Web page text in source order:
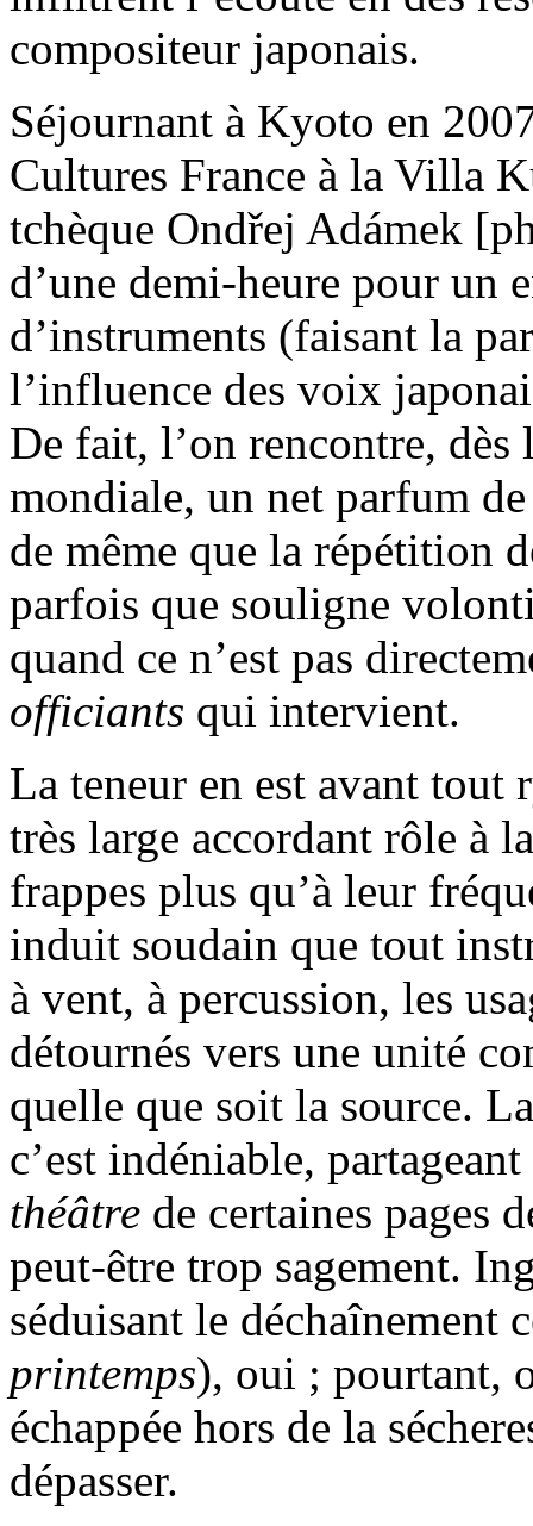
compositeur japonais.
Séjournant à Kyoto en
Cultures France à la Villa
tchèque Ondřej Adámek
d’une demi-heure pour un
d’instruments (faisant la
l’influence des voix
De fait, l’on rencontre, dès
mondiale, un net parfum
de même que la répétition
parfois que souligne
quand ce n’est pas
officiants qui intervient.
La teneur en est avant tout
très large accordant rôle à
frappes plus qu’à leur
induit soudain que tout
à vent, à percussion, les
détournés vers une unité
quelle que soit la source.
c’est indéniable,
théâtre de certaines pages
peut-être trop sagement.
séduisant le déchaînement
printemps), oui ; pourtant,
échappée hors de la
dépasser.